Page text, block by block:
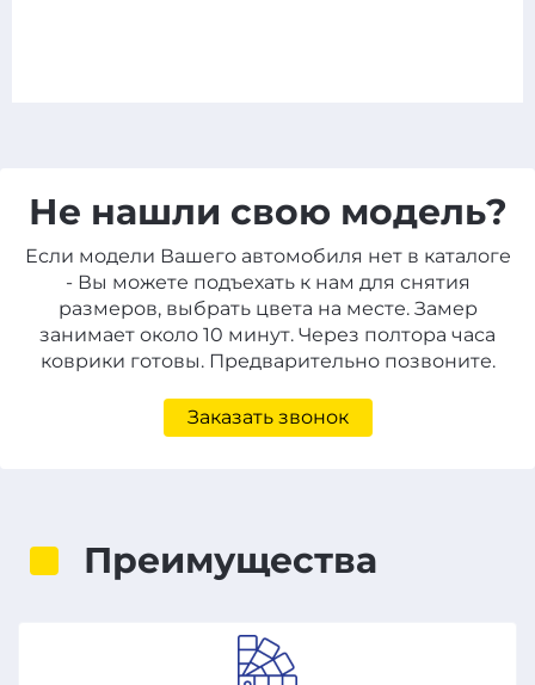
Не нашли свою модель?
Если модели Вашего автомобиля нет в каталоге
- Вы можете подъехать к нам для снятия
размеров, выбрать цвета на месте. Замер
занимает около 10 минут. Через полтора часа
коврики готовы. Предварительно позвоните.
Заказать звонок
Преимущества